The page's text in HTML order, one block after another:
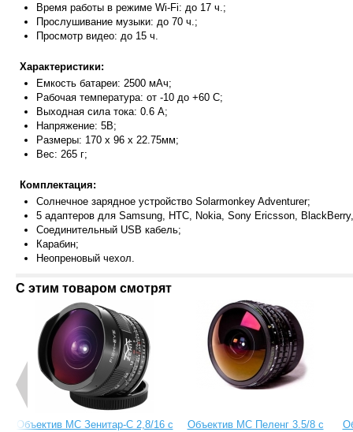
Время работы в режиме Wi-Fi: до 17 ч.;
Прослушивание музыки: до 70 ч.;
Просмотр видео: до 15 ч.
Характеристики:
Емкость батареи: 2500 мАч;
Рабочая температура: от -10 до +60 С;
Выходная сила тока: 0.6 А;
Напряжение: 5В;
Размеры: 170 x 96 x 22.75мм;
Вес: 265 г;
Комплектация:
Солнечное зарядное устройство Solarmonkey Adventurer;
5 адаптеров для Samsung, HTC, Nokia, Sony Ericsson,
Соединительный USB кабель;
Карабин;
Неопреновый чехол.
С этим товаром смотрят
Объектив МС Зенитар-C 2,8/16 с
Объектив МС Пеленг 3.5/8 с